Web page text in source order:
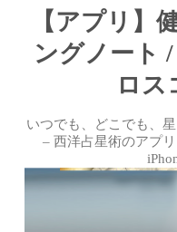
【アプリ】
ングノート
ロス
いつでも、どこでも、
– 西洋占星術のアプ